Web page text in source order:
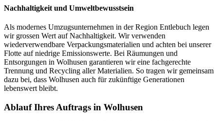
Nachhaltigkeit und Umweltbewusstsein
Als modernes Umzugsunternehmen in der Region Entlebuch legen
wir grossen Wert auf Nachhaltigkeit. Wir verwenden
wiederverwendbare Verpackungsmaterialien und achten bei unserer
Flotte auf niedrige Emissionswerte. Bei Räumungen und
Entsorgungen in Wolhusen garantieren wir eine fachgerechte
Trennung und Recycling aller Materialien. So tragen wir gemeinsam
dazu bei, dass Wolhusen auch für zukünftige Generationen
lebenswert bleibt.
Ablauf Ihres Auftrags in Wolhusen